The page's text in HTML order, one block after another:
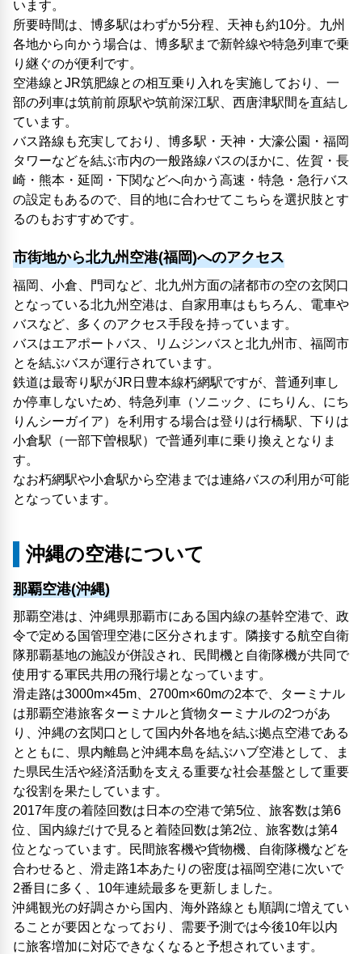
います。
所要時間は、博多駅はわずか5分程、天神も約10分。九州
各地から向かう場合は、博多駅まで新幹線や特急列車で乗
り継ぐのが便利です。
空港線とJR筑肥線との相互乗り入れを実施しており、一
部の列車は筑前前原駅や筑前深江駅、西唐津駅間を直結し
ています。
バス路線も充実しており、博多駅・天神・大濠公園・福岡
タワーなどを結ぶ市内の一般路線バスのほかに、佐賀・長
崎・熊本・延岡・下関などへ向かう高速・特急・急行バス
の設定もあるので、目的地に合わせてこちらを選択肢とす
るのもおすすめです。
市街地から北九州空港(福岡)へのアクセス
福岡、小倉、門司など、北九州方面の諸都市の空の玄関口
となっている北九州空港は、自家用車はもちろん、電車や
バスなど、多くのアクセス手段を持っています。
バスはエアポートバス、リムジンバスと北九州市、福岡市
とを結ぶバスが運行されています。
鉄道は最寄り駅がJR日豊本線朽網駅ですが、普通列車し
か停車しないため、特急列車（ソニック、にちりん、にち
りんシーガイア）を利用する場合は登りは行橋駅、下りは
小倉駅（一部下曽根駅）で普通列車に乗り換えとなりま
す。
なお朽網駅や小倉駅から空港までは連絡バスの利用が可能
となっています。
沖縄の空港について
那覇空港(沖縄)
那覇空港は、沖縄県那覇市にある国内線の基幹空港で、政
令で定める国管理空港に区分されます。隣接する航空自衛
隊那覇基地の施設が併設され、民間機と自衛隊機が共同で
使用する軍民共用の飛行場となっています。
滑走路は3000m×45m、2700m×60mの2本で、ターミナル
は那覇空港旅客ターミナルと貨物ターミナルの2つがあ
り、沖縄の玄関口として国内外各地を結ぶ拠点空港である
とともに、県内離島と沖縄本島を結ぶハブ空港として、ま
た県民生活や経済活動を支える重要な社会基盤として重要
な役割を果たしています。
2017年度の着陸回数は日本の空港で第5位、旅客数は第6
位、国内線だけで見ると着陸回数は第2位、旅客数は第4
位となっています。民間旅客機や貨物機、自衛隊機などを
合わせると、滑走路1本あたりの密度は福岡空港に次いで
2番目に多く、10年連続最多を更新しました。
沖縄観光の好調さから国内、海外路線とも順調に増えてい
ることが要因となっており、需要予測では今後10年以内
に旅客増加に対応できなくなると予想されています。